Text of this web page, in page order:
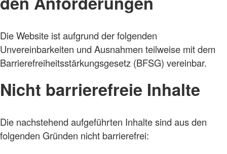
Die Website ist aufgrund der folgenden
Unvereinbarkeiten und Ausnahmen teilweise mit dem
Barrierefreiheitsstärkungsgesetz (BFSG) vereinbar.
Nicht barrierefreie Inhalte
Die nachstehend aufgeführten Inhalte sind aus den
folgenden Gründen nicht barrierefrei: